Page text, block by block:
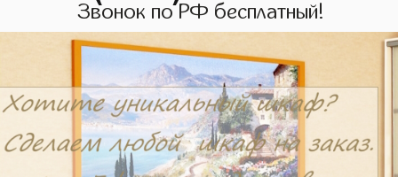
Звонок по РФ бесплатный!